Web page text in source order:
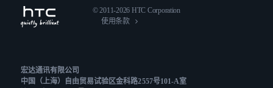
© 2011-2026 HTC Corporation
使用条款
宏达通讯有限公司
中国（上海）自由贸易试验区金科路2557号101-A室